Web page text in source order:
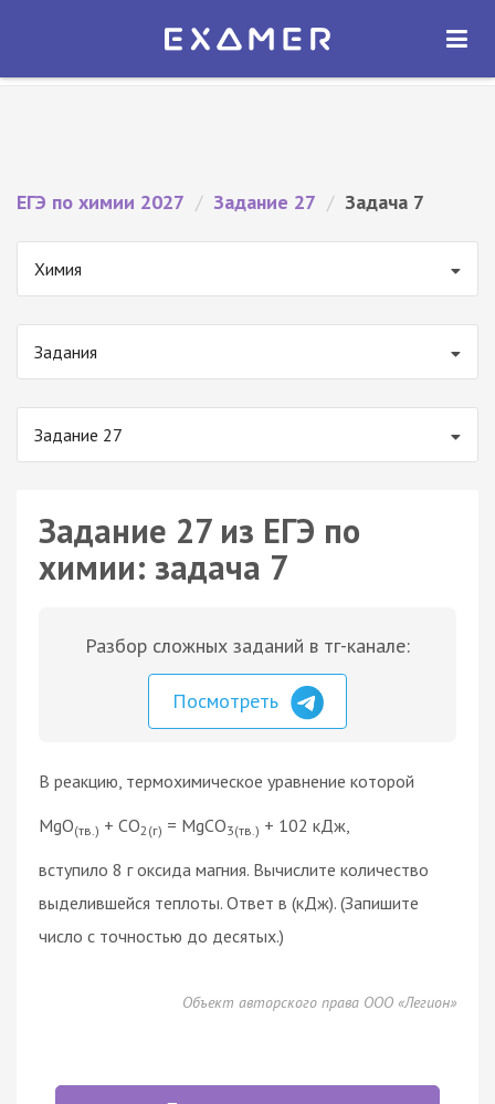
Экзамер — ЕГЭ 2027
ОТКРЫТЬ
ЕГЭ по химии 2027 / Задание 27 / Задача 7
Химия
Задания
Задание 27
Задание 27 из ЕГЭ по
химии: задача 7
Разбор сложных заданий в тг-канале:
Посмотреть
В реакцию, термохимическое уравнение которой
MgO(тв.) + CO2(г) = MgCO3(тв.) + 102 кДж,
вступило 8 г оксида магния. Вычислите количество
выделившейся теплоты. Ответ в (кДж). (Запишите
число с точностью до десятых.)
Объект авторского права ООО «Легион»